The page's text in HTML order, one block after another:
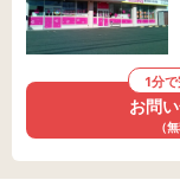
1分で
お問
（